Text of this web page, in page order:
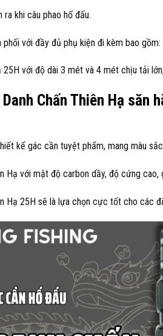
khi câu phao hố đấu.
với đầy đủ phụ kiện đi kèm bao
25H với độ dài 3 mét và 4 mét chịu tải
Chấn Thiên Hạ
kế gác cần tuyệt phẩm, mang màu
Hạ với mật độ carbon dầy, độ cứng cao,
Hạ 25H sẽ là lựa chọn cực tốt cho các